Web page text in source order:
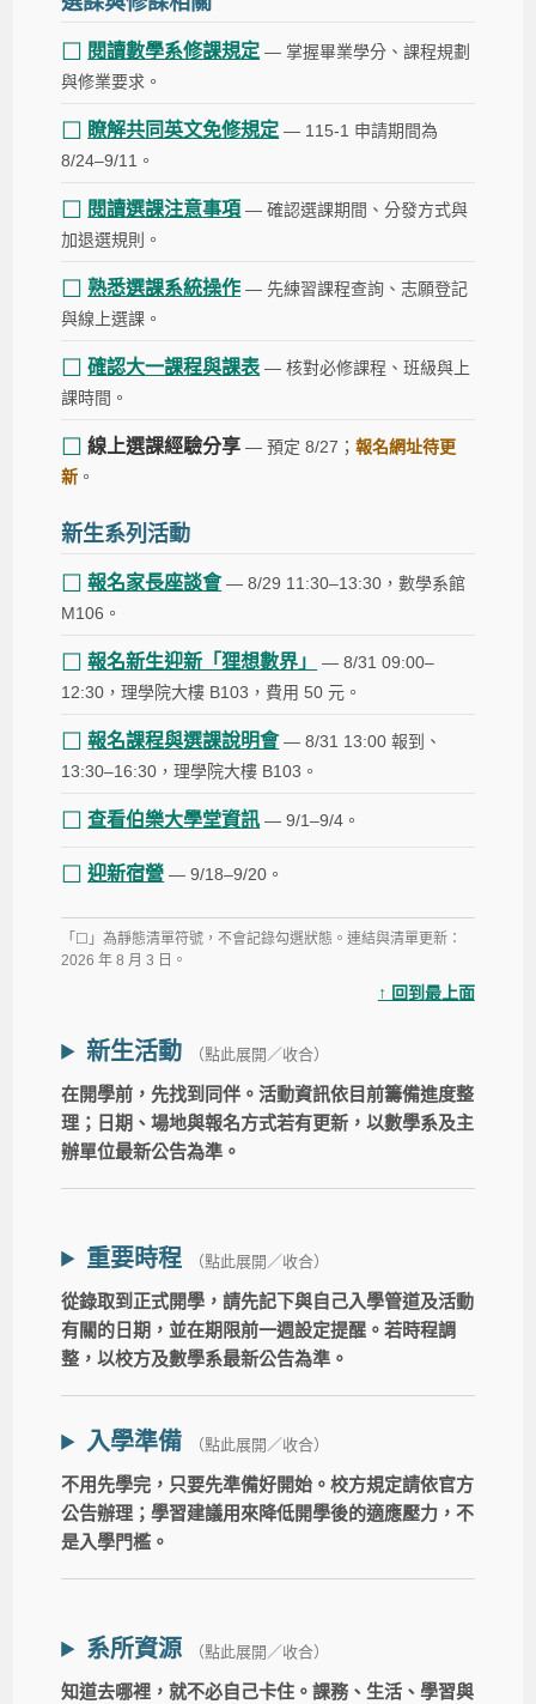
☐ 閱讀數學系修課規定 — 掌握畢業學分、課程規劃
與修業要求。
☐ 瞭解共同英文免修規定 — 115-1 申請期間為
8/24–9/11。
☐ 閱讀選課注意事項 — 確認選課期間、分發方式與
加退選規則。
☐ 熟悉選課系統操作 — 先練習課程查詢、志願登記
與線上選課。
☐ 確認大一課程與課表 — 核對必修課程、班級與上
課時間。
☐ 線上選課經驗分享 — 預定 8/27；報名網址待更
新 。
新生系列活動
☐ 報名家長座談會— 8/29 11:30–13:30，數學系館
M106。
☐ 報名新生迎新「狸想數界」
— 8/31 09:00–
12:30，理學院大樓 B103，費用 50 元。
☐ 報名課程與選課說明會— 8/31 13:00 報到、
13:30–16:30，理學院大樓 B103。
☐ 查看伯樂大學堂資訊 — 9/1–9/4。
☐ 迎新宿營 — 9/18–9/20。
「☐」為靜態清單符號，不會記錄勾選狀態。連結與清單更新：
2026 年 8 月 3 日。
↑ 回到最上面
新生活動 （點此展開／收合）
在開學前，先找到同伴。活動資訊依目前籌備進度整
理；日期、場地與報名方式若有更新，以數學系及主
辦單位最新公告為準。
重要時程 （點此展開／收合）
從錄取到正式開學，請先記下與自己入學管道及活動
有關的日期，並在期限前一週設定提醒。若時程調
整，以校方及數學系最新公告為準。
入學準備 （點此展開／收合）
不用先學完，只要先準備好開始。校方規定請依官方
公告辦理；學習建議用來降低開學後的適應壓力，不
是入學門檻。
系所資源 （點此展開／收合）
知道去哪裡，就不必自己卡住。課務、生活、學習與